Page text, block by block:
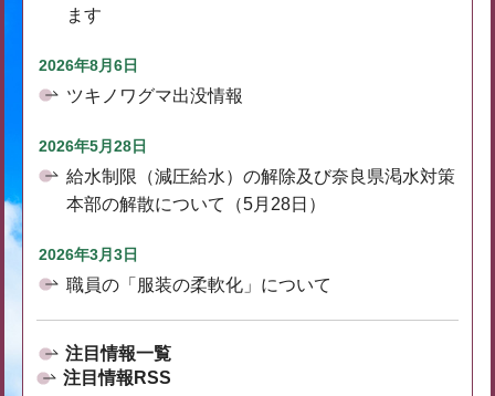
ます
2026年8月6日
ツキノワグマ出没情報
2026年5月28日
給水制限（減圧給水）の解除及び奈良県渇水対策
本部の解散について（5月28日）
2026年3月3日
職員の「服装の柔軟化」について
注目情報一覧
注目情報RSS